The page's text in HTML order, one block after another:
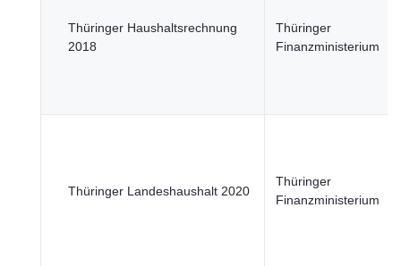
Thüringer Haushaltsrechnung
2018
Thüringer
Finanzministerium
Thüringer Landeshaushalt 2020
Thüringer
Finanzministerium